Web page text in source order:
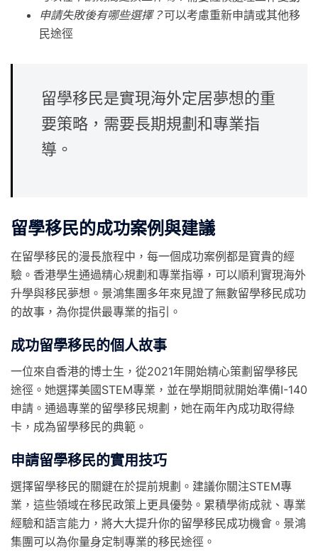
申請失敗後有哪些選擇？可以考慮重新申請或其他移
民途徑
留學移民是實現海外定居夢想的重
要策略，需要長期規劃和專業指
導。
留學移民的成功案例與建議
在留學移民的漫長旅程中，每一個成功案例都是寶貴的經
驗。香港學生通過精心規劃和專業指導，可以順利實現海外
升學與移民夢想。景鴻集團多年來見證了無數留學移民成功
的故事，為你提供最專業的指引。
成功留學移民的個人故事
一位來自香港的博士生，從2021年開始精心策劃留學移民
途徑。她選擇美國STEM專業，並在學期間就開始準備I-140
申請。通過專業的留學移民規劃，她在兩年內成功取得綠
卡，成為留學移民的典範。
申請留學移民的實用技巧
選擇留學移民的關鍵在於提前規劃。建議你關注STEM專
業，這些領域在移民政策上更具優勢。累積學術成就、專業
經驗和語言能力，將大大提升你的留學移民成功機會。景鴻
集團可以為你量身定制專業的移民途徑。